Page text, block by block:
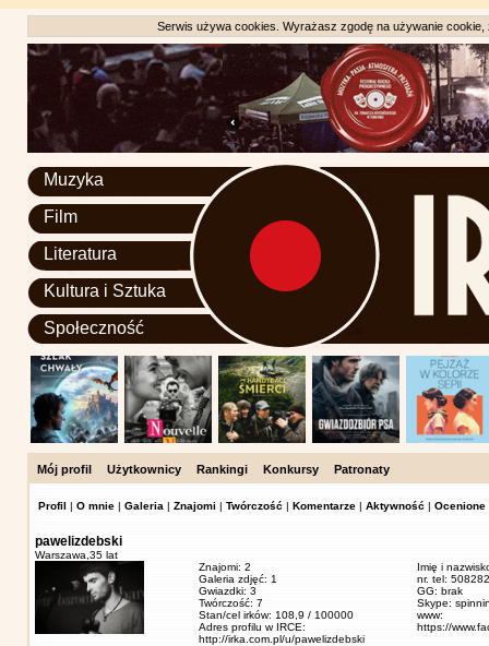
Serwis używa cookies. Wyrażasz zgodę na używanie
Muzyka
Film
Literatura
Kultura i Sztuka
Społeczność
Mój profil Użytkownicy Rankingi Konkursy Patronaty
Profil | O mnie | Galeria | Znajomi | Twórczość | Komentarze | Aktywność | Ocenione
pawelizdebski
Warszawa, 35 lat
Znajomi: 2
Galeria zdjęć: 1
Gwiazdki: 3
Twórczość: 7
Stan/cel irków: 108,9 / 100000
Adres profilu w IRCE:
http://irka.com.pl/u/pawelizdebski
Imię i
nr. tel:
GG: brak
Skype:
www:
https://